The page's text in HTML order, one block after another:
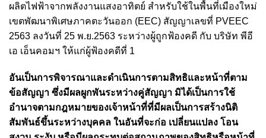
ผลิตไฟฟ้าจากพลังงานแสงอาทิตย์ สำหรับใช้ในพื้นที่เมืองใหม่
เขตพัฒนาพิเศษภาคตะวันออก (EEC) สัญญาเลขที่ PVEEC
2563 ลงวันที่ 25 พ.ย.2563 ระหว่างผู้ถูกฟ้องคดี กับ บริษัท พีอี
เอ เอ็นคอมฯ ให้แก่ผู้ฟ้องคดีที่ 1
อันเป็นการพิจารณาและดำเนินการตามสิทธิและหน้าที่ตาม
ข้อสัญญา ซึ่งมีผลผูกพันระหว่างคู่สัญญา มิได้เป็นการใช้
อำนาจตามกฎหมายของเจ้าหน้าที่ที่มีผลเป็นการสร้างนิติ
สัมพันธ์ขึ้นระหว่างบุคคล ในอันที่จะก่อ เปลี่ยนแปลง โอน